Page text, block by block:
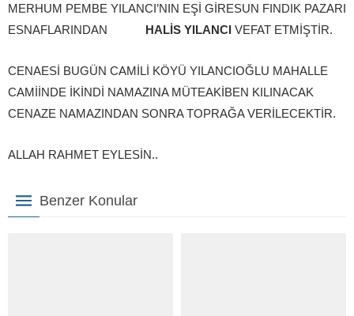
MERHUM PEMBE YILANCI’NIN EŞİ GİRESUN FINDIK PAZARI
ESNAFLARINDAN HALİS YILANCI VEFAT ETMİŞTİR.
CENAESİ BUGÜN CAMİLİ KÖYÜ YILANCIOĞLU MAHALLE
CAMİİNDE İKİNDİ NAMAZINA MÜTEAKİBEN KILINACAK
CENAZE NAMAZINDAN SONRA TOPRAĞA VERİLECEKTİR.
ALLAH RAHMET EYLESİN..
Benzer Konular